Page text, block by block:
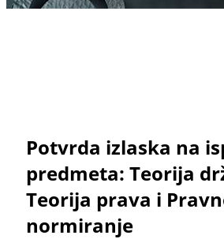
Potvrda izlaska na
predmeta: Teorija
Teorija prava i
normiranje